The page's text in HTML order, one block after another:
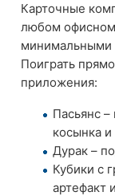
Карточные
любом
минимальными
Поиграть
приложения:
Пасьянс –
косынка и
Дурак –
Кубики с
артефакт